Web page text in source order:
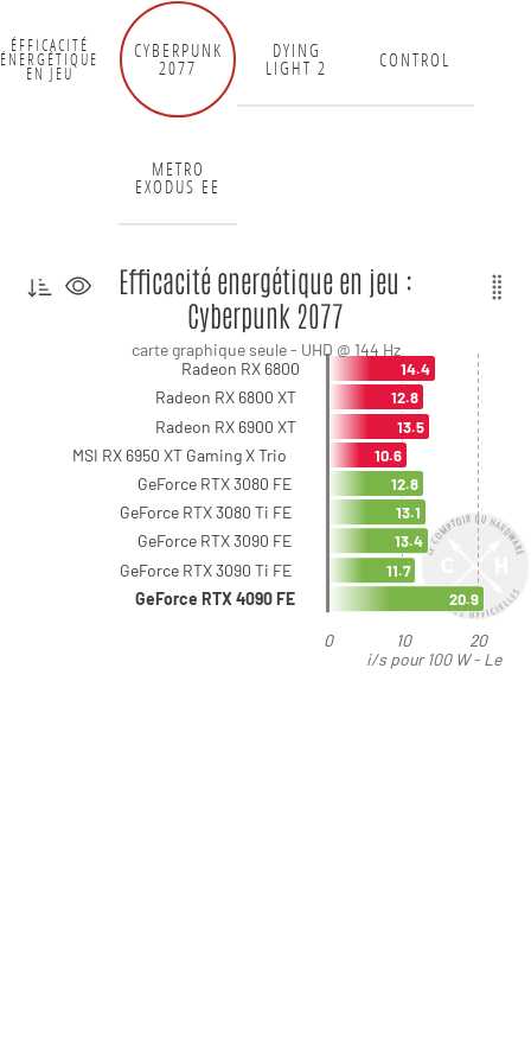
ÉFFICACITÉ
ÉNERGÉTIQUE
EN JEU
CYBERPUNK
2077
DYING
LIGHT 2 CONTROL
METRO
EXODUS EE
i/s pour 100 W - Le
Efficacité energétique en jeu :
Cyberpunk 2077
carte graphique seule - UHD @ 144 Hz
0 10 20
Radeon RX 6800
Radeon RX 6800 XT
Radeon RX 6900 XT
MSI RX 6950 XT Gaming X Trio
GeForce RTX 3080 FE
GeForce RTX 3080 Ti FE
GeForce RTX 3090 FE
GeForce RTX 3090 Ti FE
GeForce RTX 4090 FE
14.4
12.8
13.5
10.6
12.8
13.1
13.4
11.7
20.9